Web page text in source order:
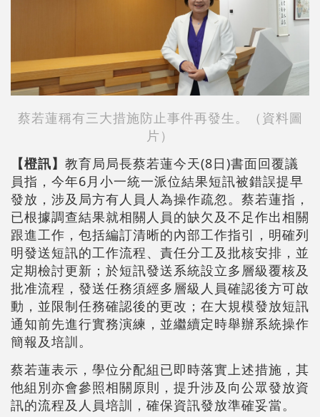
蔡若蓮稱有三大措施防止事件再發生。（資料圖
片）
【橙訊】 教育局局長蔡若蓮今天(8日)書面回覆議
員指，今年6月小一統一派位結果短訊被錯誤提早
發放，涉及局方有人員人為操作疏忽。 蔡若蓮指，
已根據調查結果就相關人員的缺欠及不足作出相關
跟進工作，包括編訂清晰的內部工作指引，明確列
明發送短訊的工作流程、責任分工及批核安排，並
定期檢討更新；於短訊發送系統設立多層級覆核及
批准流程，發送任務須經多層級人員確認後方可啟
動，並限制任務確認後的更改；在大規模發放短訊
通知前先進行實務演練，並繼續定時舉辦系統操作
簡報及培訓。
蔡若蓮表示，學位分配組已即時落實上述措施，其
他組別亦會參照相關原則，提升涉及向公眾發放資
訊的流程及人員培訓，確保資訊發放準確妥當。